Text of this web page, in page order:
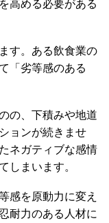
高める必要がある
す。ある飲食業の
「劣等感のある
の、下積みや地道
ョンが続きませ
ネガティブな感情
しまいます。
感を原動力に変え
耐力のある人材に